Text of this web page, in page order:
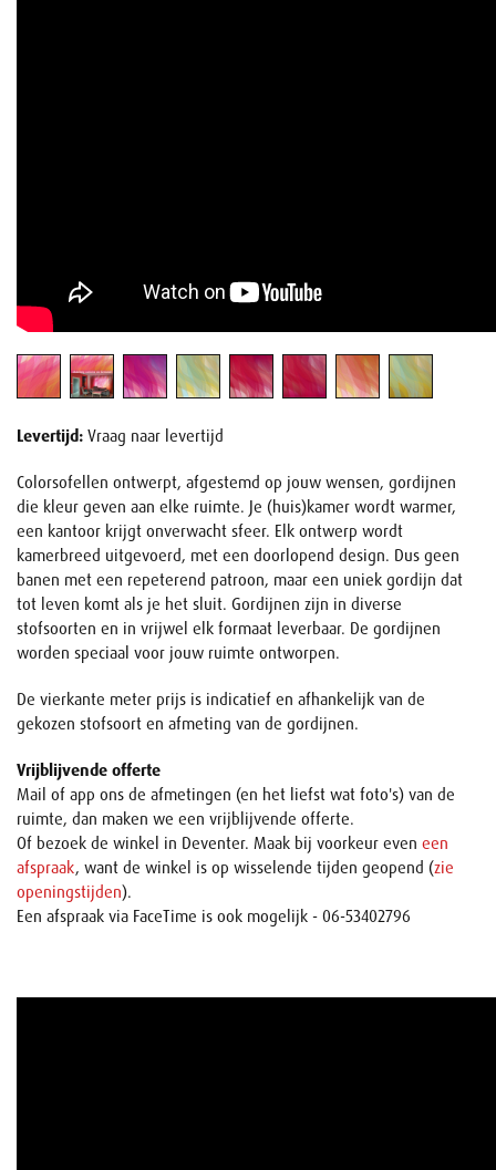
Levertijd: Vraag naar levertijd
Colorsofellen ontwerpt, afgestemd op jouw wensen, gordijnen
die kleur geven aan elke ruimte. Je (huis)kamer wordt warmer,
een kantoor krijgt onverwacht sfeer. Elk ontwerp wordt
kamerbreed uitgevoerd, met een doorlopend design. Dus geen
banen met een repeterend patroon, maar een uniek gordijn dat
tot leven komt als je het sluit. Gordijnen zijn in diverse
stofsoorten en in vrijwel elk formaat leverbaar. De gordijnen
worden speciaal voor jouw ruimte ontworpen.
De vierkante meter prijs is indicatief en afhankelijk van de
gekozen stofsoort en afmeting van de gordijnen.
Vrijblijvende offerte
Mail of app ons de afmetingen (en het liefst wat foto's) van de
ruimte, dan maken we een vrijblijvende offerte.
Of bezoek de winkel in Deventer. Maak bij voorkeur even een
afspraak, want de winkel is op wisselende tijden geopend (zie
openingstijden).
Een afspraak via FaceTime is ook mogelijk - 06-53402796